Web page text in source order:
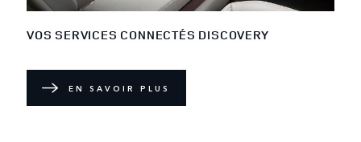
VOS SERVICES CONNECTÉS DISCOVERY
EN SAVOIR PLUS